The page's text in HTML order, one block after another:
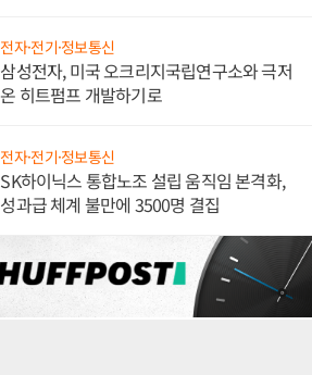
전자·전기·정보통신
삼성전자, 미국 오크리지국립연구소와 극저
온 히트펌프 개발하기로
전자·전기·정보통신
SK하이닉스 통합노조 설립 움직임 본격화,
성과급 체계 불만에 3500명 결집